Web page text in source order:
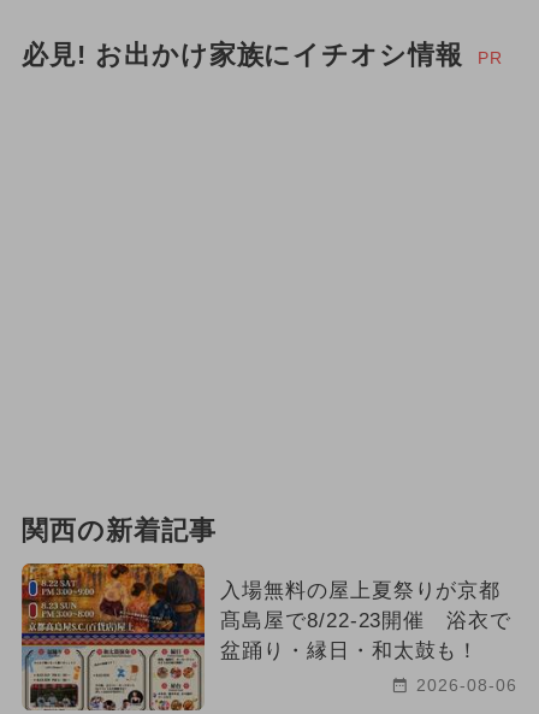
必見! お出かけ家族にイチオシ情報 PR
関西の新着記事
入場無料の屋上夏祭りが京都
髙島屋で8/22-23開催 浴衣で
盆踊り・縁日・和太鼓も！
2026-08-06